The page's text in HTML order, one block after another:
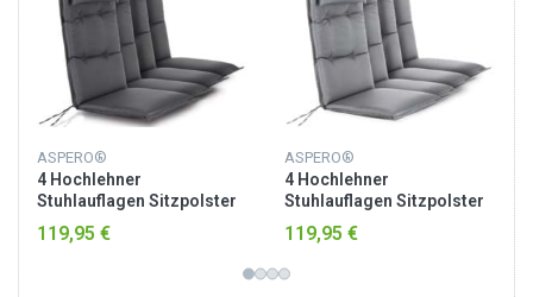
ASPERO®
4 Hochlehner
Stuhlauflagen Sitzpolster
Anthrazit
119,95 €
ASPERO®
4 Hochlehner
Stuhlauflagen Sitzpolster
Hellgrau
119,95 €